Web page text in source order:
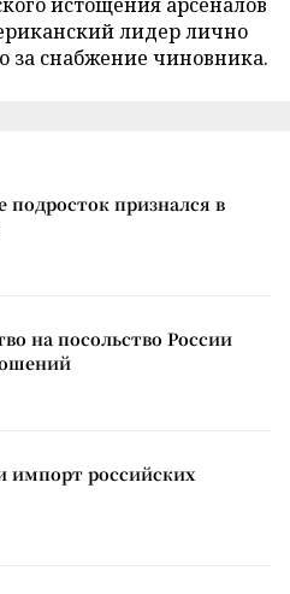
лидер лично
за снабжение чиновника.
признался в
на посольство России
импорт российских